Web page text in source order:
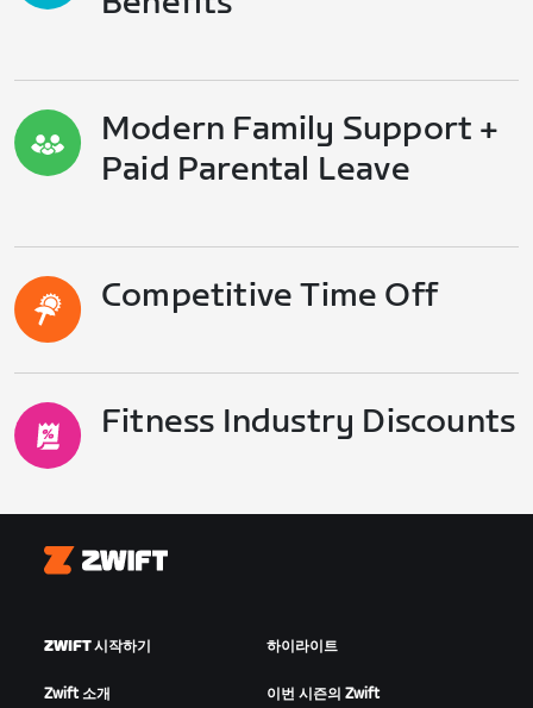
Modern Family Support +
Paid Parental Leave
Competitive Time Off
Fitness Industry Discounts
Zwift
ZWIFT 시작하기
Zwift 소개
하이라이트
이번 시즌의 Zwift